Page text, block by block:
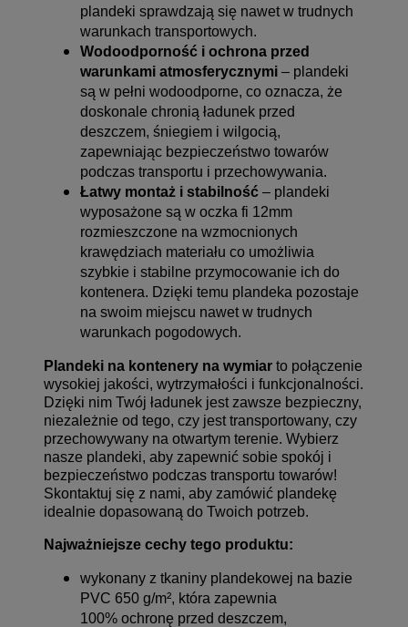
plandeki sprawdzają się nawet w trudnych
warunkach transportowych.
Wodoodporność i ochrona przed
warunkami atmosferycznymi – plandeki
są w pełni wodoodporne, co oznacza, że
doskonale chronią ładunek przed
deszczem, śniegiem i wilgocią,
zapewniając bezpieczeństwo towarów
podczas transportu i przechowywania.
Łatwy montaż i stabilność – plandeki
wyposażone są w oczka fi 12mm
rozmieszczone na wzmocnionych
krawędziach materiału co umożliwia
szybkie i stabilne przymocowanie ich do
kontenera. Dzięki temu plandeka pozostaje
na swoim miejscu nawet w trudnych
warunkach pogodowych.
Plandeki na kontenery na wymiar to połączenie
wysokiej jakości, wytrzymałości i funkcjonalności.
Dzięki nim Twój ładunek jest zawsze bezpieczny,
niezależnie od tego, czy jest transportowany, czy
przechowywany na otwartym terenie. Wybierz
nasze plandeki, aby zapewnić sobie spokój i
bezpieczeństwo podczas transportu towarów!
Skontaktuj się z nami, aby zamówić plandekę
idealnie dopasowaną do Twoich potrzeb.
Najważniejsze cechy tego produktu:
wykonany z tkaniny plandekowej na bazie
PVC 650 g/m², która zapewnia
100% ochronę przed deszczem,